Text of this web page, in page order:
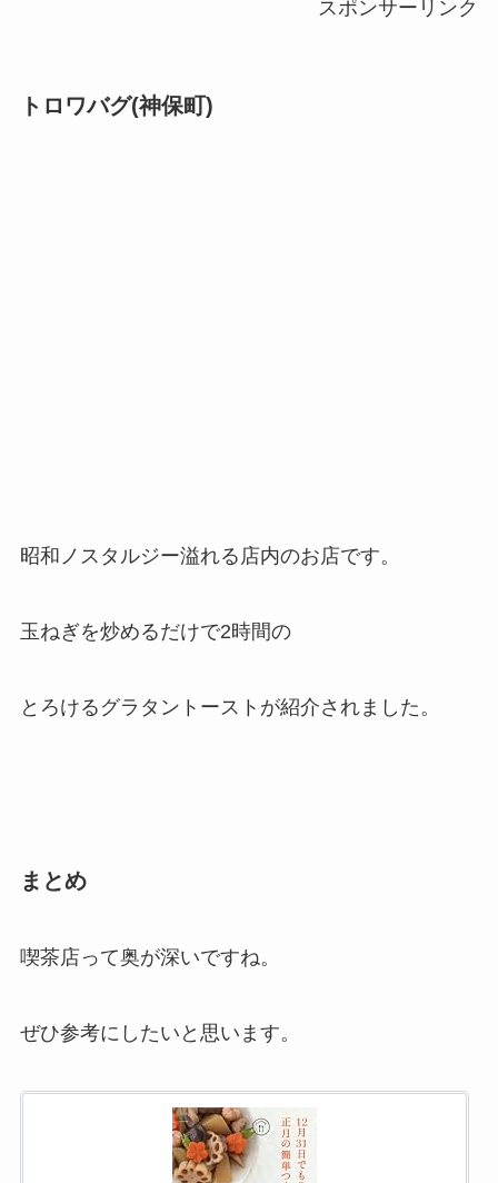
スポンサーリンク
トロワバグ(神保町)
昭和ノスタルジー溢れる店内のお店です。
玉ねぎを炒めるだけで2時間の
とろけるグラタントーストが紹介されました。
まとめ
喫茶店って奥が深いですね。
ぜひ参考にしたいと思います。